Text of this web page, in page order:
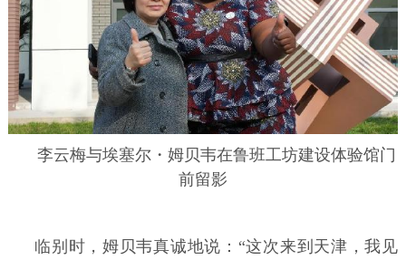
李云梅与埃塞尔・姆贝韦在鲁班工坊建设体验馆门
前留影
临别时，姆贝韦真诚地说：“这次来到天津，我见